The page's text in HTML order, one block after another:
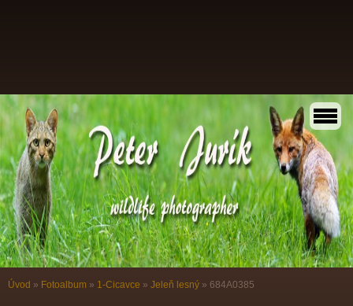
Úvod » Fotoalbum » 1-Cicavce » Jeleň lesný » 684A0385